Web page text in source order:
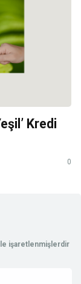
Kredi
0
işaretlenmişlerdir